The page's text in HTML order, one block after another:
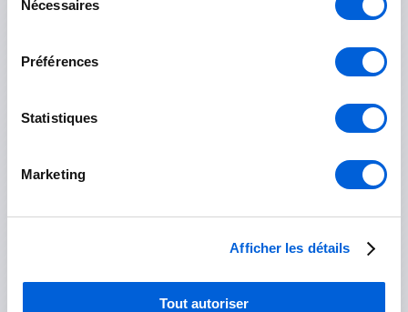
Nécessaires
Préférences
Statistiques
Marketing
Afficher les détails
Tout autoriser
Mont-Saint-Hilaire
Saint-Basile-le-Grand
Saint-Rémi